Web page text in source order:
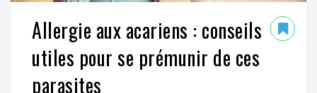
Allergie aux acariens : conseils
utiles pour se prémunir de ces
parasites